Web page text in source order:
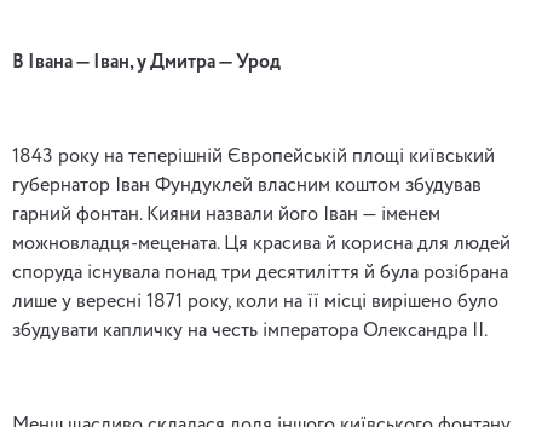
В Івана — Іван, у Дмитра — Урод
1843 року на теперішній Європейській площі київський
губернатор Іван Фундуклей власним коштом збудував
гарний фонтан. Кияни назвали його Іван — іменем
можновладця-мецената. Ця красива й корисна для людей
споруда існувала понад три десятиліття й була розібрана
лише у вересні 1871 року, коли на її місці вирішено було
збудувати капличку на честь імператора Олександра ІІ.